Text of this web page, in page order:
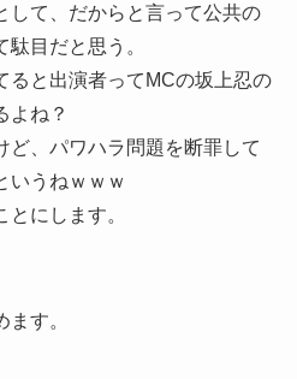
して、だからと言って公共の
目だと思う。
ると出演者ってMCの坂上忍の
よね？
ど、パワハラ問題を断罪して
いうねｗｗｗ
にします。
す。